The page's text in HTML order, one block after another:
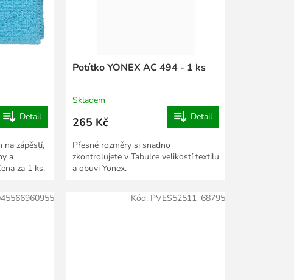
Detail
na zápěstí,
a
za 1 ks.
Potítko YONEX AC 494 - 1 ks
Skladem
265 Kč Detail
Přesné rozměry si snadno
zkontrolujete v Tabulce velikostí textilu
a obuvi Yonex.
Kód: PVES52511_68795